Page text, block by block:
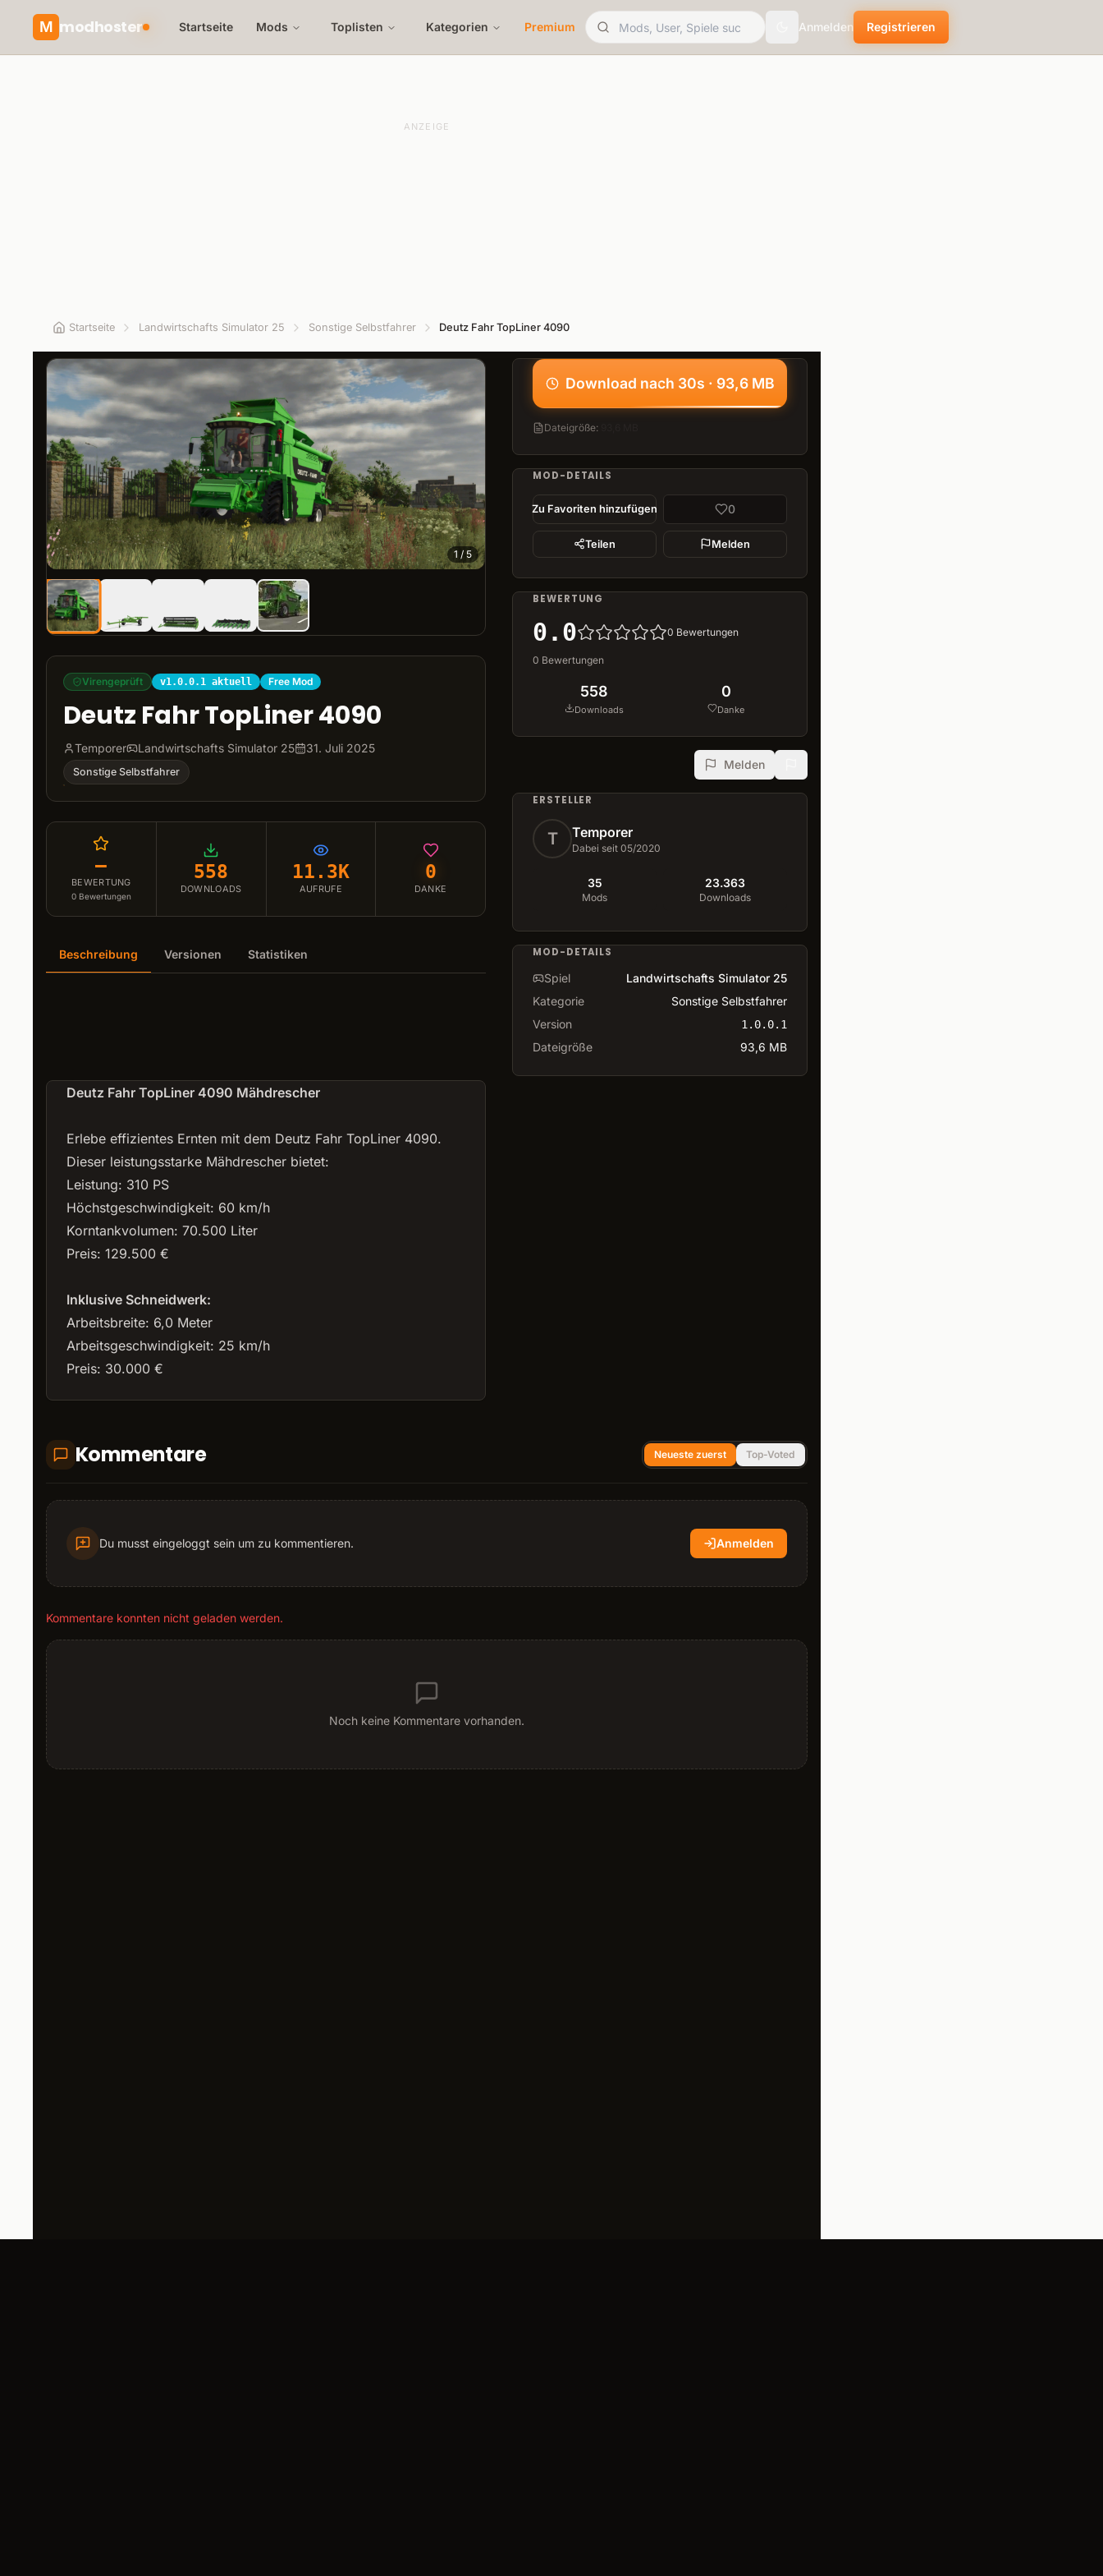
M modhoster Startseite Mods Toplisten Kategorien Premium theme.toggle
Anmelden Registrieren
ANZEIGE
Startseite Landwirtschafts Simulator 25 Sonstige Selbstfahrer Deutz Fahr TopLiner 4090
1 / 5
Virengeprüft v1.0.0.1 aktuell Free Mod
Deutz Fahr TopLiner 4090
Temporer Landwirtschafts Simulator 25 31. Juli 2025
Sonstige Selbstfahrer
–
BEWERTUNG
0 Bewertungen
558
DOWNLOADS
11.3K
AUFRUFE
0
DANKE
Beschreibung Versionen Statistiken
Deutz Fahr TopLiner 4090 Mähdrescher
Erlebe effizientes Ernten mit dem Deutz Fahr TopLiner 4090.
Dieser leistungsstarke Mähdrescher bietet:
Leistung: 310 PS
Höchstgeschwindigkeit: 60 km/h
Korntankvolumen: 70.500 Liter
Preis: 129.500 €
Inklusive Schneidwerk:
Arbeitsbreite: 6,0 Meter
Arbeitsgeschwindigkeit: 25 km/h
Preis: 30.000 €
Download nach 30s · 93,6 MB
Dateigröße:
MOD-DETAILS
Zu Favoriten hinzufügen 0
Teilen Melden
BEWERTUNG
0.0 0 Bewertungen
0 Bewertungen
558
Downloads
0
Danke
Melden
ERSTELLER
T Temporer
Dabei seit 05/2020
35
Mods
23.363
Downloads
MOD-DETAILS
Spiel
Landwirtschafts Simulator 25
Kategorie
Sonstige Selbstfahrer
Version
1.0.0.1
Dateigröße 93,6 MB
Kommentare Neueste zuerst Top-Voted
Du musst eingeloggt sein um zu kommentieren. Anmelden
Kommentare konnten nicht geladen werden.
Noch keine Kommentare vorhanden.